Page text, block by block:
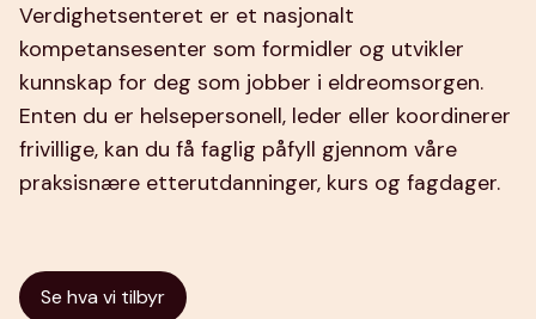
Verdighetsenteret er et nasjonalt
kompetansesenter som formidler og utvikler
kunnskap for deg som jobber i eldreomsorgen.
Enten du er helsepersonell, leder eller koordinerer
frivillige, kan du få faglig påfyll gjennom våre
praksisnære etterutdanninger, kurs og fagdager.
Se hva vi tilbyr